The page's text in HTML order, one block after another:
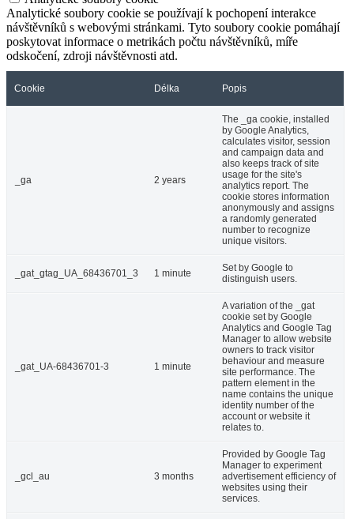
Analytické soubory cookie se používají k pochopení interakce
návštěvníků s webovými stránkami. Tyto soubory cookie pomáhají
poskytovat informace o metrikách počtu návštěvníků, míře
odskočení, zdroji návštěvnosti atd.
Cookie Délka Popis
_ga 2 years
The _ga cookie, installed
by Google Analytics,
calculates visitor, session
and campaign data and
also keeps track of site
usage for the site's
analytics report. The
cookie stores information
anonymously and assigns
a randomly generated
number to recognize
unique visitors.
_gat_gtag_UA_68436701_3 1 minute
Set by Google to
distinguish users.
_gat_UA-68436701-3 1 minute
A variation of the _gat
cookie set by Google
Analytics and Google Tag
Manager to allow website
owners to track visitor
behaviour and measure
site performance. The
pattern element in the
name contains the unique
identity number of the
account or website it
relates to.
_gcl_au 3 months
Provided by Google Tag
Manager to experiment
advertisement efficiency of
websites using their
services.